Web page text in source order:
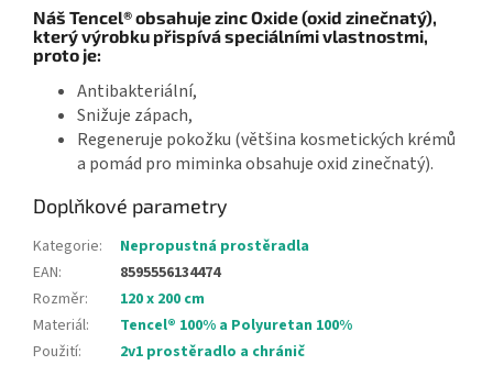
Náš Tencel® obsahuje zinc Oxide (oxid zinečnatý),
který výrobku přispívá speciálními vlastnostmi,
proto je:
Antibakteriální,
Snižuje zápach,
Regeneruje pokožku (většina kosmetických krémů
a pomád pro miminka obsahuje oxid zinečnatý).
Doplňkové parametry
Kategorie:
Nepropustná prostěradla
EAN:
8595556134474
Rozměr:
120 x 200 cm
Materiál:
Tencel® 100% a Polyuretan 100%
Použití:
2v1 prostěradlo a chránič